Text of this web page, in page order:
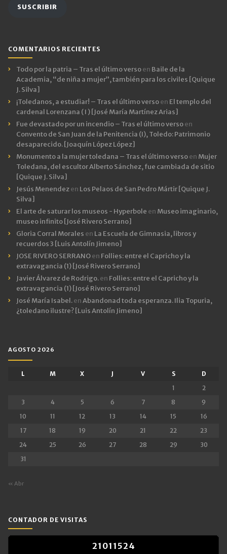
SUSCRIBIR
COMENTARIOS RECIENTES
Todo por la patria – Tras el último versoen Baile de la
Academia, “de niña a mujer”, también para los civiles [Quique
J. Silva]
¡Toledanos, a estudiar! – Tras el último versoen El templo del
cardenal Lorenzana ( I ) [José María Martínez Arias]
Fue devastado por un incendio – Tras el último versoen
Convento de San Juan de la Penitencia (I), Toledo: Patrimonio
desaparecido. [Joaquín López López]
Monumento a la mujer toledana – Tras el último versoen Mujer
Toledana, del escultor Alberto Sánchez, fue cambiada de sitio
[Quique J. Silva]
Jesús Menendezen Los Pelaos de San Pedro Mártir [Quique J.
Silva]
El arte de saturar los museos - Hyperbole en Museo imaginario,
museo infinito [José Rivero Serrano]
Gloria Corral Morales en La Escuela de Gimnasia, libros y
recuerdos 3 [Luis Antolín Jimeno]
JOSE RIVERO SERRANOen Follies: entre el Capricho y la
extravagancia (1) [José Rivero Serrano]
Javier Álvarez de Rodrigo.en Follies: entre el Capricho y la
extravagancia (1) [José Rivero Serrano]
José María Isabel.enAbandonad toda esperanza. Ilia Topuria,
¿toledano ilustre? [Luis Antolín Jimeno]
AGOSTO 2026
L M X J V S
D
1
2
3
4 5 6 7 8
9
10
11 12 13 14 15
16
17
18 19 20 21 22
23
24
25 26 27 28 29
30
31
« Abr
CONTADOR DE VISITAS
21 01 1 524